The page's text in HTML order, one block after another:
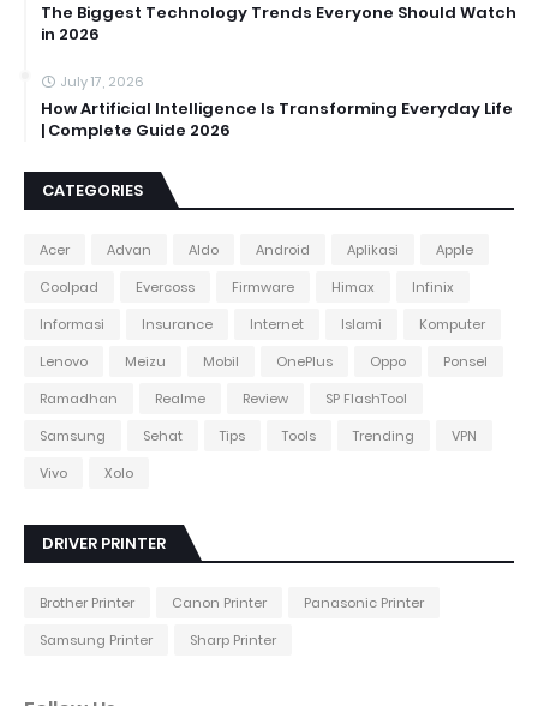
The Biggest Technology Trends Everyone Should Watch
in 2026
July 17, 2026
How Artificial Intelligence Is Transforming Everyday Life
| Complete Guide 2026
CATEGORIES
Acer Advan Aldo Android Aplikasi
Apple
Coolpad
Evercoss Firmware Himax
Infinix
Informasi
Insurance Internet Islami
Komputer
Lenovo
Meizu Mobil OnePlus Oppo
Ponsel
Ramadhan
Realme Review
SP FlashTool
Samsung
Sehat Tips Tools Trending
VPN
Vivo
Xolo
DRIVER PRINTER
Brother Printer Canon Printer
Panasonic Printer
Samsung Printer
Sharp Printer